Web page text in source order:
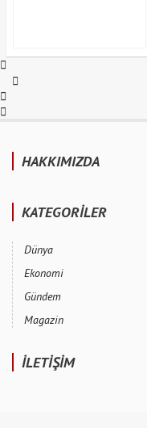
HAKKIMIZDA
KATEGORİLER
Dünya
Ekonomi
Gündem
Magazin
İLETİŞİM